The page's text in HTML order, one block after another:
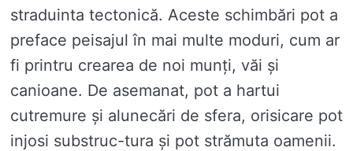
straduinta tectonică. Aceste schimbări pot a
preface peisajul în mai multe moduri, cum ar
fi printru crearea de noi munți, văi și
canioane. De asemanat, pot a hartui
cutremure și alunecări de sfera, orisicare pot
injosi substruc-tura și pot strămuta oamenii.